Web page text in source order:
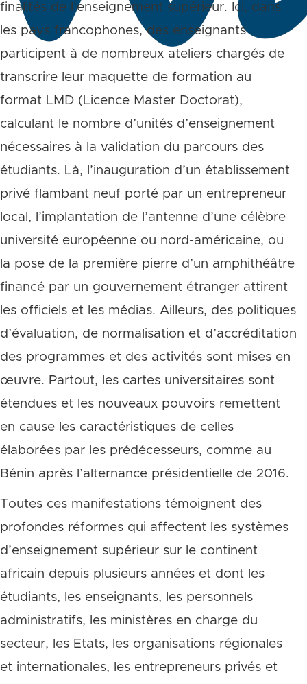
finalités de l’enseignement supérieur. Ici, dans
les pays francophones, des enseignants
participent à de nombreux ateliers chargés de
transcrire leur maquette de formation au
format LMD (Licence Master Doctorat),
calculant le nombre d’unités d’enseignement
nécessaires à la validation du parcours des
étudiants. Là, l’inauguration d’un établissement
privé flambant neuf porté par un entrepreneur
local, l’implantation de l’antenne d’une célèbre
université européenne ou nord-américaine, ou
la pose de la première pierre d’un amphithéâtre
financé par un gouvernement étranger attirent
les officiels et les médias. Ailleurs, des politiques
d’évaluation, de normalisation et d’accréditation
des programmes et des activités sont mises en
œuvre. Partout, les cartes universitaires sont
étendues et les nouveaux pouvoirs remettent
en cause les caractéristiques de celles
élaborées par les prédécesseurs, comme au
Bénin après l’alternance présidentielle de 2016.
Toutes ces manifestations témoignent des
profondes réformes qui affectent les systèmes
d’enseignement supérieur sur le continent
africain depuis plusieurs années et dont les
étudiants, les enseignants, les personnels
administratifs, les ministères en charge du
secteur, les Etats, les organisations régionales
et internationales, les entrepreneurs privés et